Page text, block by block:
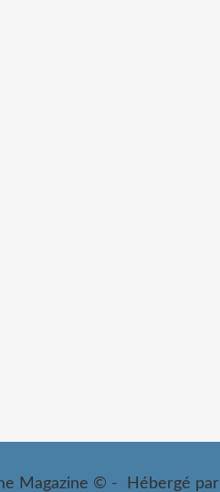
Magazine © - Hébergé par